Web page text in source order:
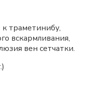
траметинибу,
вскармливания,
вен сетчатки.